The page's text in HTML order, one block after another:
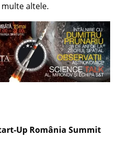
altele.
Up România Summit